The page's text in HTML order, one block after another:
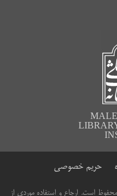
حریم خصوصی
است. ارجاع و استفاده موردی از